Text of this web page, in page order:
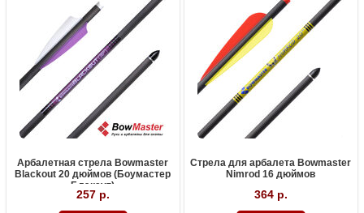
Арбалетная стрела Bowmaster
Blackout 20 дюймов (Боумастер
Блэкаут)
257 р.
Стрела для арбалета Bowmaster
Nimrod 16 дюймов
364 р.